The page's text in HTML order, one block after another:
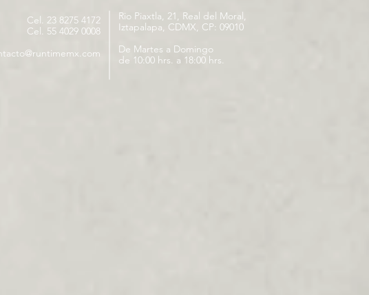
Rio Piaxtla, 21, Real del Moral,
Iztapalapa, CDMX, CP: 09010
De Martes a Domingo
de 10:00 hrs. a 18:00 hrs.
Cel. 23 8275 4172
Cel. 55 4029 0008